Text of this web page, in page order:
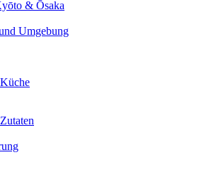
& Ōsaka
Umgebung